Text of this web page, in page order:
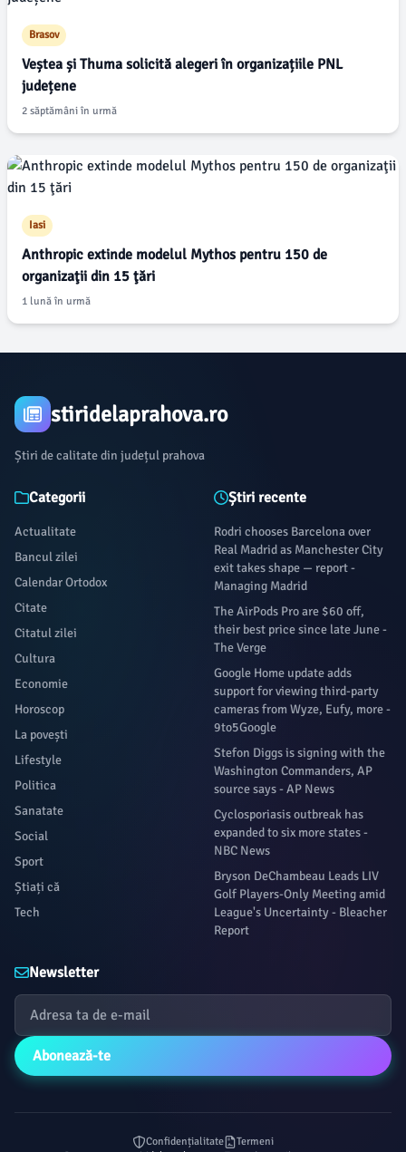
Brasov
Veștea și Thuma solicită alegeri în organizațiile PNL
județene
2 săptămâni în urmă
Iasi
Anthropic extinde modelul Mythos pentru 150 de
organizaţii din 15 ţări
1 lună în urmă
stiridelaprahova.ro
Știri de calitate din județul prahova
Categorii
Actualitate
Bancul zilei
Calendar Ortodox
Citate
Citatul zilei
Cultura
Economie
Horoscop
La povești
Lifestyle
Politica
Sanatate
Social
Sport
Știați că
Tech
Știri recente
Rodri chooses Barcelona over
Real Madrid as Manchester City
exit takes shape — report -
Managing Madrid
The AirPods Pro are $60 off,
their best price since late June -
The Verge
Google Home update adds
support for viewing third-party
cameras from Wyze, Eufy, more -
9to5Google
Stefon Diggs is signing with the
Washington Commanders, AP
source says - AP News
Cyclosporiasis outbreak has
expanded to six more states -
NBC News
Bryson DeChambeau Leads LIV
Golf Players-Only Meeting amid
League's Uncertainty - Bleacher
Report
Newsletter
Abonează-te
Confidențialitate
Termeni